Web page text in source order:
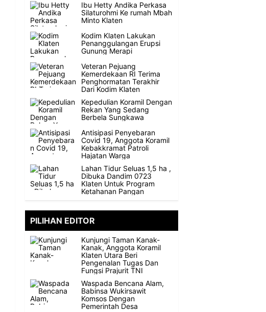
Ibu Hetty Andika Perkasa
Silaturohmi Ke rumah Mbah
Minto Klaten
Kodim Klaten Lakukan
Penanggulangan Erupsi
Gunung Merapi
Veteran Pejuang
Kemerdekaan RI Terima
Penghormatan Terakhir
Dari Kodim Klaten
Kepedulian Koramil Dengan
Rekan Yang Sedang
Berbela Sungkawa
Antisipasi Penyebaran
Covid 19, Anggota Koramil
Kebakkramat Patroli
Hajatan Warga
Lahan Tidur Seluas 1,5 ha ,
Dibuka Dandim 0723
Klaten Untuk Program
Ketahanan Pangan
PILIHAN EDITOR
Kunjungi Taman Kanak-
Kanak, Anggota Koramil
Klaten Utara Beri
Pengenalan Tugas Dan
Fungsi Prajurit TNI
Waspada Bencana Alam,
Babinsa Wukirsawit
Komsos Dengan
Pemerintah Desa